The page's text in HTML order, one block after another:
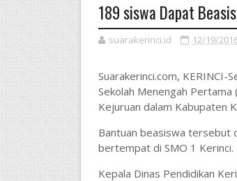
189 siswa Dapat
suarakerinci.id 12/19/
Suarakerinci.com, KERINCI-
Sekolah Menengah Pertama
Kejuruan dalam Kabupaten
Bantuan beasiswa tersebut
bertempat di SMO 1 Kerinci.
Kepala Dinas Pendidikan